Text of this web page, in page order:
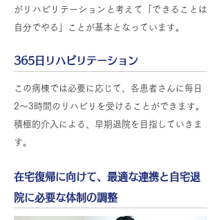
がリハビリテーションと考えて「できることは
自分でやる」ことが基本となっています。
365日リハビリテーション
この病棟では必要に応じて、各患者さんに毎日
2～3時間のリハビリを受けることができます。
積極的介入による、早期退院を目指していきま
す。
在宅復帰に向けて、最適な連携と自宅退
院に必要な体制の調整